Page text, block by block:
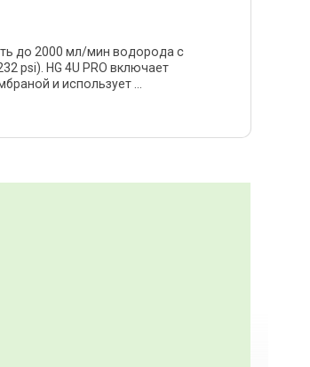
до 2000 мл/мин водорода с
psi). HG 4U PRO включает
и использует ...